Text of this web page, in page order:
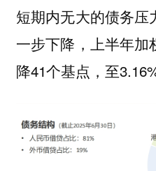
短期内无大的债务
一步下降，上半年
降41个基点，至3.16%